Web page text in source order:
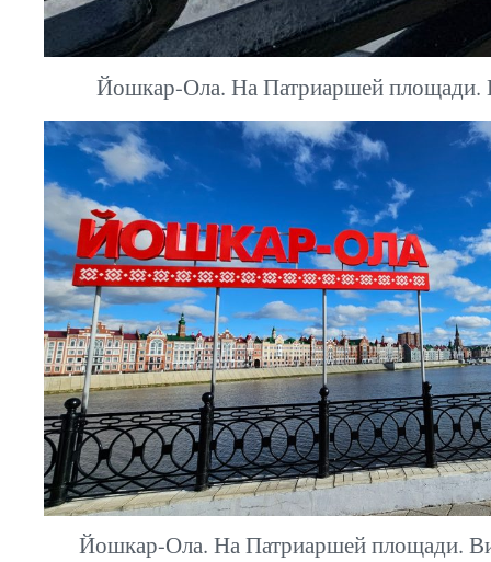
Йошкар-Ола. На Патриаршей площади.
Йошкар-Ола. На Патриаршей площади.